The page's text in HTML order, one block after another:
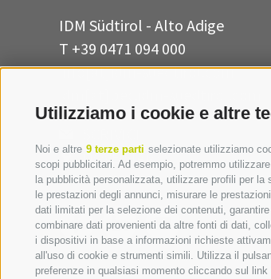
Utilizziamo i cookie e altre
Noi e altre 9 terze parti selezionate utilizziamo
scopi pubblicitari. Ad esempio, potremmo
la pubblicità personalizzata, utilizzare profili per
le prestazioni degli annunci, misurare le
dati limitati per la selezione dei contenuti,
combinare dati provenienti da altre fonti di dati,
i dispositivi in base a informazioni richieste
all'uso di cookie e strumenti simili. Utilizza il
preferenze in qualsiasi momento cliccando sul
IDM Südtirol - Alto Adige
T +39 0471 094 000
info[at]idm-suedtirol.com
DOVE SIAMO